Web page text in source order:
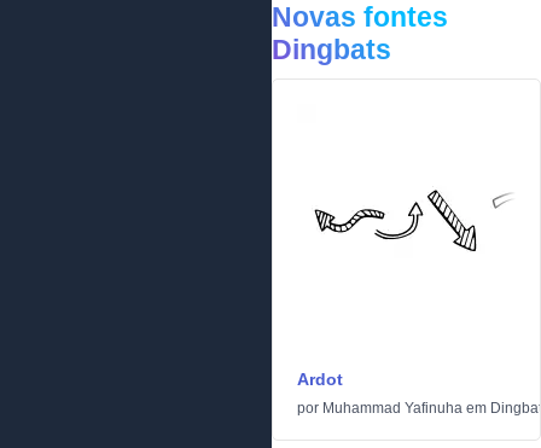
Novas fontes
Dingbats
Ardot
por Muhammad Yafinuha em